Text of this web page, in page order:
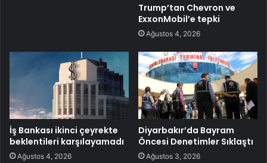
Trump’tan Chevron ve
ExxonMobil’e tepki
Ağustos 4, 2026
İş Bankası ikinci çeyrekte
beklentileri karşılayamadı
Ağustos 4, 2026
Diyarbakır’da Bayram
Öncesi Denetimler Sıklaştı
Ağustos 3, 2026